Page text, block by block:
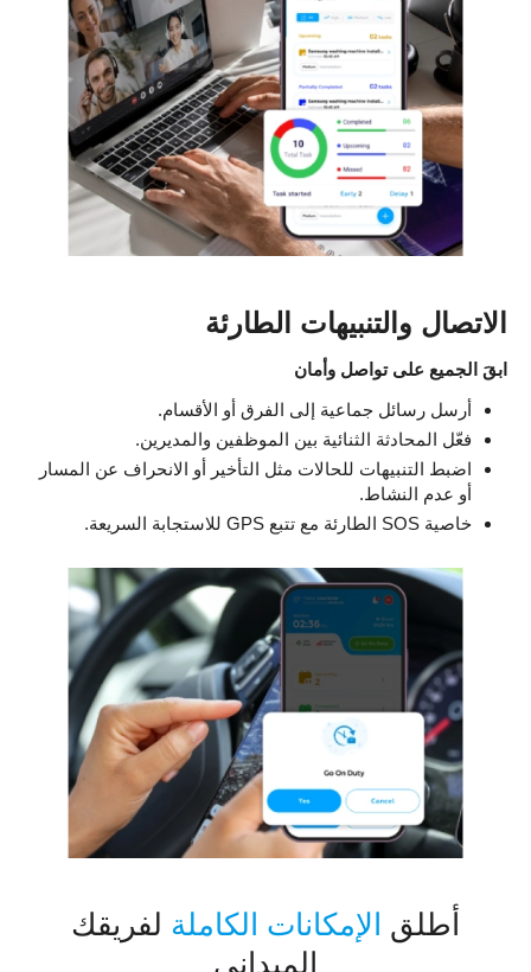
الاتصال والتنبيهات الطارئة
ابقَ الجميع على تواصل وأمان
أرسل رسائل جماعية إلى الفرق أو الأقسام.
فعّل المحادثة الثنائية بين الموظفين والمديرين.
اضبط التنبيهات للحالات مثل التأخير أو الانحراف عن المسار
أو عدم النشاط.
خاصية SOS الطارئة مع تتبع GPS للاستجابة السريعة.
أطلق الإمكانات الكاملة لفريقك
الميداني